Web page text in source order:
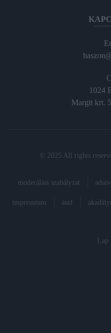
1024
Margit krt.
© 2025 All rights
moderálási szabályzat
impresszum ászf
Lap